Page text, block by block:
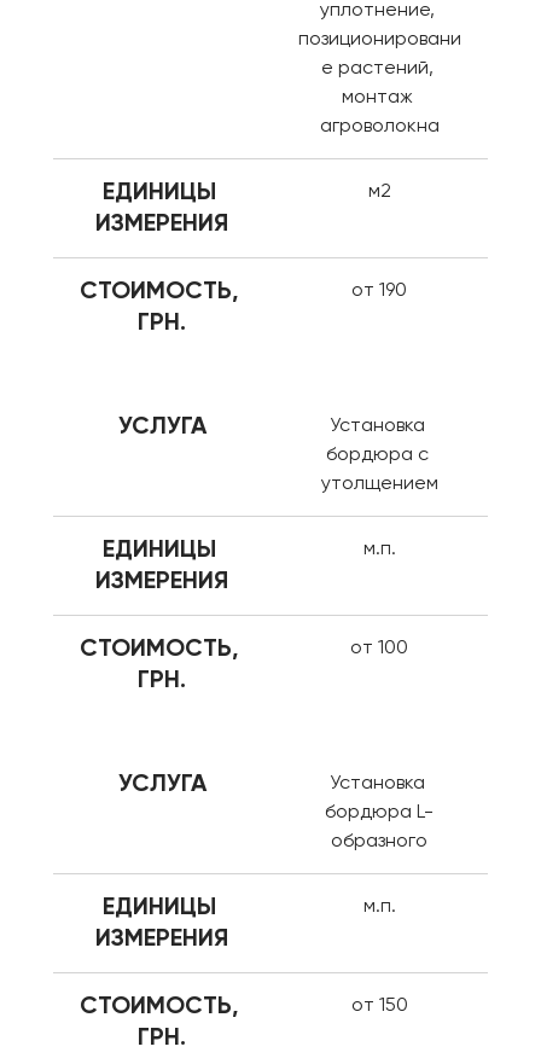
уплотнение,
позиционировани
е растений,
монтаж
агроволокна
ЕДИНИЦЫ
ИЗМЕРЕНИЯ
м2
СТОИМОСТЬ,
ГРН.
от 190
УСЛУГА
Установка
бордюра с
утолщением
ЕДИНИЦЫ
ИЗМЕРЕНИЯ
м.п.
СТОИМОСТЬ,
ГРН.
от 100
УСЛУГА
Установка
бордюра L-
образного
ЕДИНИЦЫ
ИЗМЕРЕНИЯ
м.п.
СТОИМОСТЬ,
ГРН.
от 150